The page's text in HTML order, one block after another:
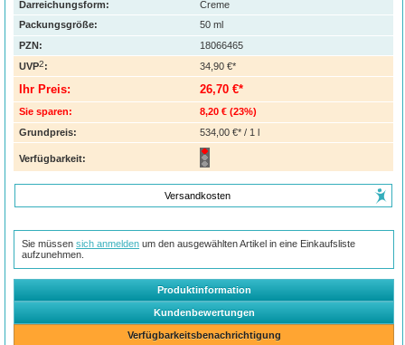
Darreichungsform:
Creme
Packungsgröße:
50 ml
PZN:
18066465
UVP2: 34,90 €*
Ihr Preis: 26,70 €*
Sie sparen: 8,20 € (23%)
Grundpreis:
534,00 €* / 1 l
Verfügbarkeit:
Versandkosten
Sie müssensich anmelden um den ausgewählten Artikel in eine Einkaufsliste
aufzunehmen.
Produktinformation
Kundenbewertungen
Verfügbarkeitsbenachrichtigung